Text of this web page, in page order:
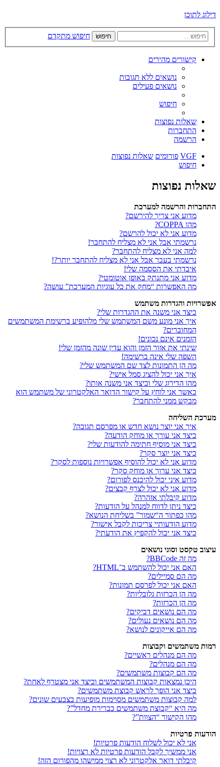
דילוג לתוכן
חיפוש חיפוש מתקדם
קישורים מהירים
נושאים ללא תגובות
נושאים פעילים
חיפוש
שאלות נפוצות
התחברות
הרשמה
VGF פורומים שאלות נפוצות
חיפוש
שאלות נפוצות
התחברות והרשמה למערכת
מדוע אני צריך להירשם?
מהו COPPA?
מדוע אני לא יכול להרשם?
נרשמתי אבל אני לא מצליח להתחבר!
למה אני לא מצליח להתחבר?
נרשמתי בעבר אבל אני לא מצליח להתחבר יותר?!
איבדתי את הססמה שלי!
מדוע אני מתנתק באופן אוטומטי?
מה האפשרות “מחק את כל עוגיות המערכת” עושה?
אפשרויות והגדרות משתמש
כיצד אני משנה את ההגדרות שלי?
איך אני מונע משם המשתמש שלי מלהופיע ברשימת המשתמשים
המחוברים?
הזמנים אינם נכונים!
שינתי את אזור הזמן והוא עדין שונה מהזמן שלי!
השפה שלי אינה ברשימה!
מה הן התמונות לצד שם המשתמש שלי?
איך אני יכול להציג סמל אישי?
מהו הדירוג שלי וכיצד אני משנה אותו?
כאשר אני לוחץ על קישור הדואר האלקטרוני של משתמש הוא
מבקש ממני להתחבר?
מערכת השליחה
איך אני יוצר נושא חדש או מפרסם תגובה?
כיצד אני עורך או מוחק הודעה?
כיצד אני מוסיף חתימה להודעות שלי?
כיצד אני יוצר סקר?
מדוע אני לא יכול להוסיף אפשרויות נוספות לסקר?
כיצד אני ערוך או מוחק סקר?
מדוע איני יכול להיכנס לפורום?
מדוע אני לא יכול לצרף קבצים?
מדוע קיבלתי אזהרה?
כיצד ניתן לדווח למנהל על הודעות?
מהו כפתור ה“שמור” בשליחת הנושא?
מדוע הודעותיי צריכות לקבל אישור?
כיצד אני יכול להקפיץ את הודעתי?
עיצוב טקסט וסוגי נושאים
מה זה BBCode?
האם אני יכול להשתמש ב־HTML?
מה הם סמיילים?
האם אני יכול לפרסם תמונות?
מה הן הכרזות גלובליות?
מה הן הכרזות?
מה הם נושאים דביקים?
מה הם נושאים נעולים?
מה הם אייקונים לנושא?
רמות משתמשים וקבוצות
מה הם מנהלים ראשיים?
מה הם מנהלים?
מה הם קבוצות משתמשים?
היכן נמצאות קבוצות המשתמשים וכיצד אני מצטרף לאחת?
כיצד אני הופך לראש קבוצת משתמשים?
למה קבוצות משתמשים מסוימות מופיעות בצבעים שונים?
מה היא “קבוצת משתמשים כברירת מחדל”?
מהו הקישור “הצוות”?
הודעות פרטיות
אני לא יכול לשלוח הודעות פרטיות!
אני ממשיך לקבל הודעות פרטיות לא רצויות!
קיבלתי דואר אלקטרוני לא רצוי ממישהו מהפורום הזה!